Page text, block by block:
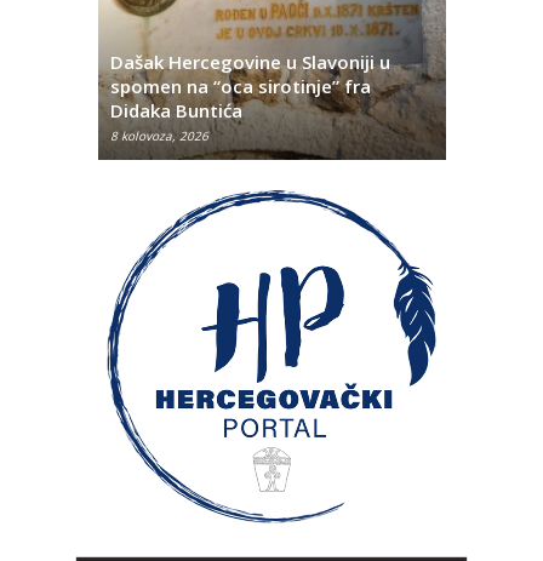
Dašak Hercegovine u Slavoniji u
spomen na “oca sirotinje” fra
Didaka Buntića
8 kolovoza, 2026